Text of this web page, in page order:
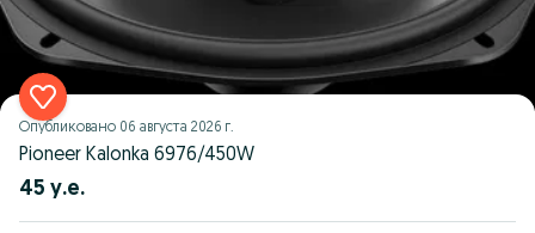
Опубликовано 06 августа 2026 г.
Pioneer Kalonka 6976/450W
45 у.е.